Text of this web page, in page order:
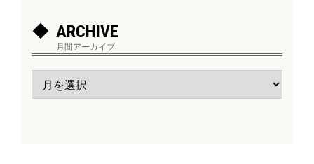
ARCHIVE
月間アーカイブ